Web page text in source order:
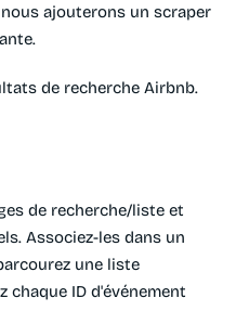
ajouterons un scraper
de recherche Airbnb.
de recherche/liste et
Associez-les dans un
une liste
chaque ID d'événement